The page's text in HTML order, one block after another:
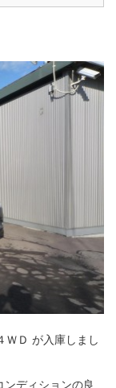
ＷＤ が入庫しまし
ンディションの良